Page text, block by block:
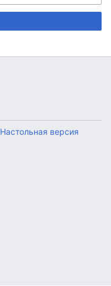
Настольная версия